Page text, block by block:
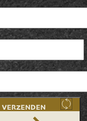
VERZENDEN